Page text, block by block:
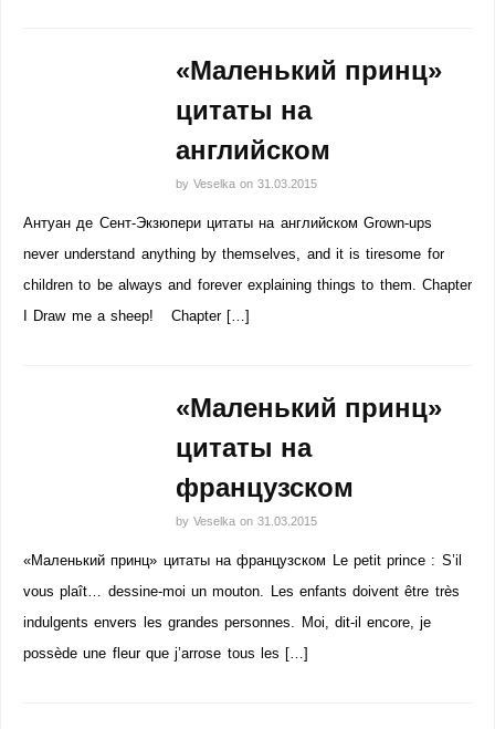
«Маленький принц»
цитаты на
английском
by Veselka on 31.03.2015
Антуан де Сент-Экзюпери цитаты на английском Grown-ups
never understand anything by themselves, and it is tiresome for
children to be always and forever explaining things to them. Chapter
I Draw me a sheep! Chapter […]
«Маленький принц»
цитаты на
французском
by Veselka on 31.03.2015
«Маленький принц» цитаты на французском Le petit prince : S’il
vous plaît… dessine-moi un mouton. Les enfants doivent être très
indulgents envers les grandes personnes. Moi, dit-il encore, je
possède une fleur que j’arrose tous les […]